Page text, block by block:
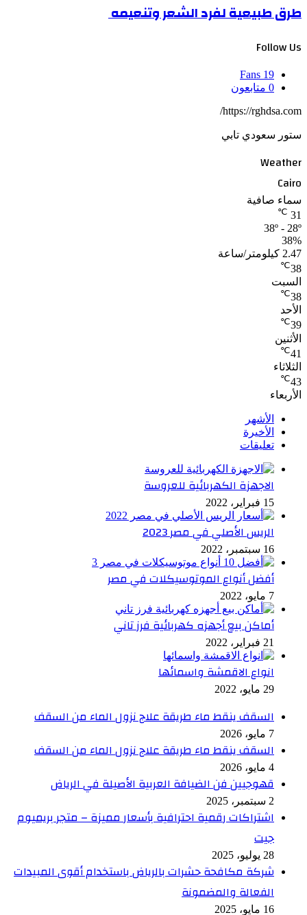
طرق طبيعية لفرد الشعر وتنعيمه
Follow Us
19
Fans
0 متابعون
https://rghdsa.com/
ستور سعودي تابي
Weather
Cairo
سماء صافية
31
℃
38º - 28º
38%
2.47 كيلومتر/ساعة
38
℃
السبت
38
℃
الأحد
39
℃
الأثنين
41
℃
الثلاثاء
43
℃
الأربعاء
الأشهر
الأخيرة
تعليقات
الاجهزة الكهربائية للعروسة
15 فبراير، 2022
الريس الأصلي في مصر 2023
16 سبتمبر، 2022
أفضل أنواع الموتوسيكلات في مصر
7 مايو، 2022
أماكن بيع أجهزه كهربائية فرز تاني
21 فبراير، 2022
انواع الاقمشة واسمائها
29 مايو، 2022
السقف ينقط ماء طريقة علاج نزول الماء من السقف
7 مايو، 2026
السقف ينقط ماء طريقة علاج نزول الماء من السقف
4 مايو، 2026
قهوجيين فن الضيافة العربية الأصيلة في الرياض
2 سبتمبر، 2025
اشتراكات رقمية احترافية بأسعار مميزة – متجر بريميوم
جيت
28 يوليو، 2025
شركة مكافحة حشرات بالرياض باستخدام أقوى المبيدات
الفعالة والمضمونة
16 مايو، 2025